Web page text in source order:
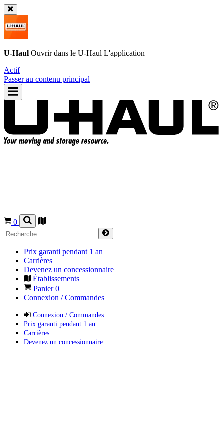
U-Haul Ouvrir dans le U-Haul L'application
Actif
Passer au contenu principal
0
Prix garanti pendant 1 an
Carrières
Devenez un concessionnaire
Établissements
Panier0
Connexion / Commandes
Connexion / Commandes
Prix garanti pendant 1 an
Carrières
Devenez un concessionnaire